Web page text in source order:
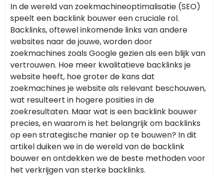
In de wereld van zoekmachineoptimalisatie (SEO)
speelt een backlink bouwer een cruciale rol.
Backlinks, oftewel inkomende links van andere
websites naar de jouwe, worden door
zoekmachines zoals Google gezien als een blijk van
vertrouwen. Hoe meer kwalitatieve backlinks je
website heeft, hoe groter de kans dat
zoekmachines je website als relevant beschouwen,
wat resulteert in hogere posities in de
zoekresultaten. Maar wat is een backlink bouwer
precies, en waarom is het belangrijk om backlinks
op een strategische manier op te bouwen? In dit
artikel duiken we in de wereld van de backlink
bouwer en ontdekken we de beste methoden voor
het verkrijgen van sterke backlinks.